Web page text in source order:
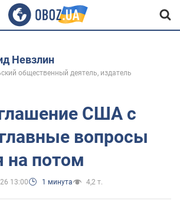
Невзлин
общественный деятель, издатель
США с
вопросы
на потом
13:00 1 минута 4,2 т.